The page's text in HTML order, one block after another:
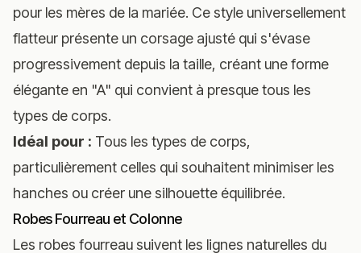
pour les mères de la mariée. Ce style universellement
flatteur présente un corsage ajusté qui s'évase
progressivement depuis la taille, créant une forme
élégante en "A" qui convient à presque tous les
types de corps.
Idéal pour : Tous les types de corps,
particulièrement celles qui souhaitent minimiser les
hanches ou créer une silhouette équilibrée.
Robes Fourreau et Colonne
Les robes fourreau suivent les lignes naturelles du